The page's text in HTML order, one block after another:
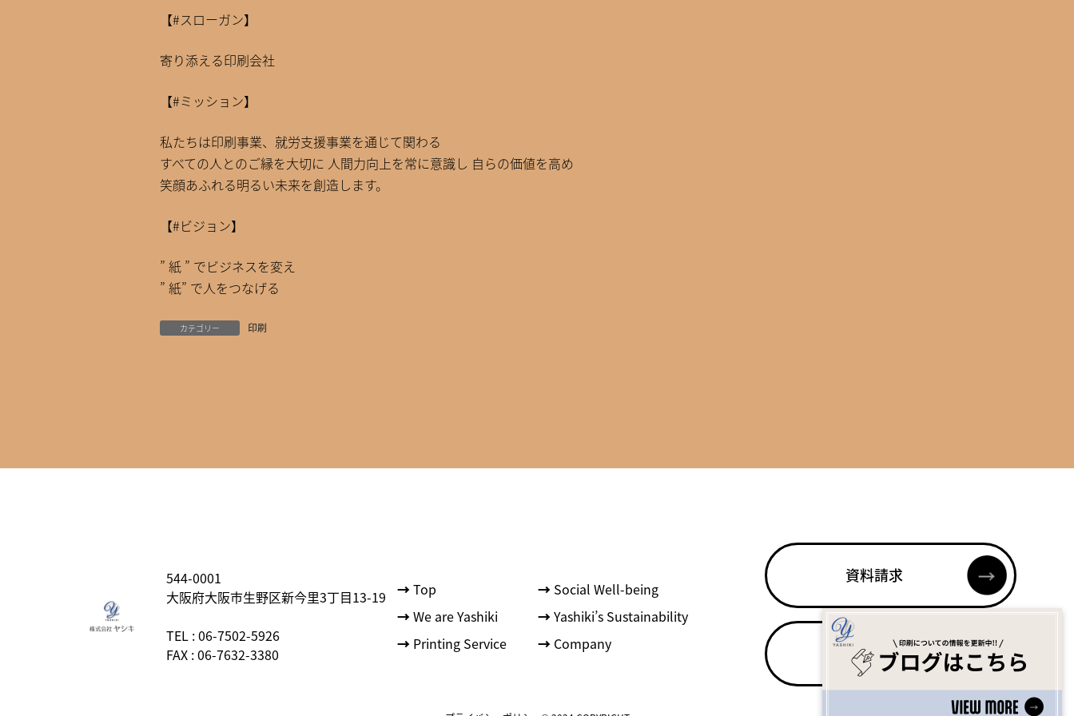
【#スローガン】
寄り添える印刷会社
【#ミッション】
私たちは印刷事業、就労支援事業を通じて関わる
すべての人とのご縁を大切に 人間力向上を常に意識し 自らの価値を高め
笑顔あふれる明るい未来を創造します。
【#ビジョン】
” 紙 ” でビジネスを変え
” 紙” で人をつなげる
カテゴリー 印刷
544-0001
大阪府大阪市生野区新今里3丁目13-19
TEL : 06-7502-5926
FAX : 06-7632-3380
→Top →Social Well-being
→We are Yashiki →Yashiki’s Sustainability
→ Printing Service →Company
資料請求
Contact